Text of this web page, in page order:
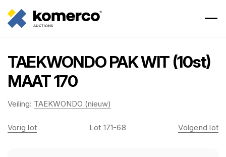
TAEKWONDO PAK WIT (10st)
MAAT 170
Veiling: TAEKWONDO (nieuw)
Vorig lot Lot 171-68 Volgend lot